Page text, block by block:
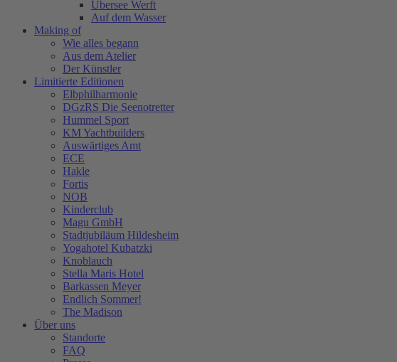
Übersee Werft
Auf dem Wasser
Making of
Wie alles begann
Aus dem Atelier
Der Künstler
Limitierte Editionen
Elbphilharmonie
DGzRS Die Seenotretter
Hummel Sport
KM Yachtbuilders
Auswärtiges Amt
ECE
Hakle
Fortis
NOB
Kinderclub
Magu GmbH
Stadtjubiläum Hildesheim
Yogahotel Kubatzki
Knoblauch
Stella Maris Hotel
Barkassen Meyer
Endlich Sommer!
The Madison
Über uns
Standorte
FAQ